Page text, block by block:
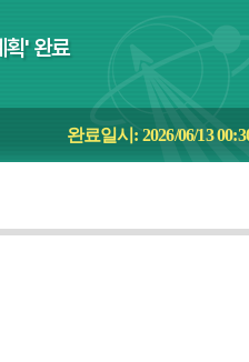
획' 완료
완료일시: 2026/06/13